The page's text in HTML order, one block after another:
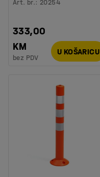
Art. br.: 20254
333,00
KM
bez PDV
U KOŠARICU